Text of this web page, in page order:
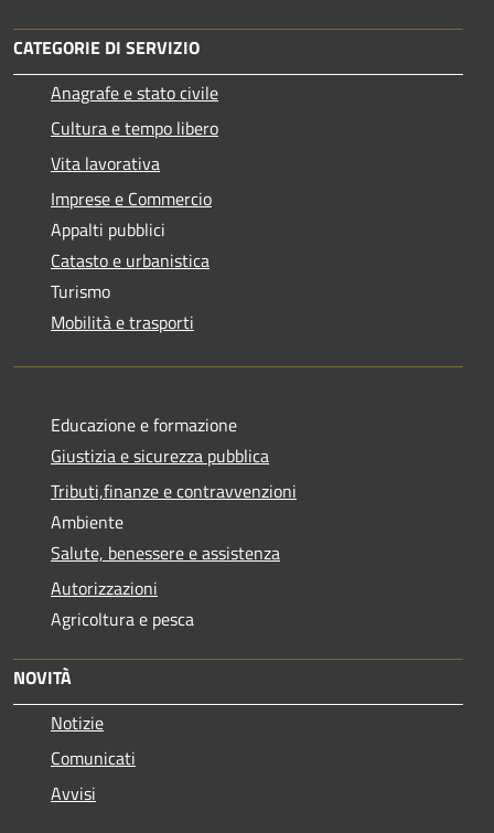
CATEGORIE DI SERVIZIO
Anagrafe e stato civile
Cultura e tempo libero
Vita lavorativa
Imprese e Commercio
Appalti pubblici
Catasto e urbanistica
Turismo
Mobilità e trasporti
Educazione e formazione
Giustizia e sicurezza pubblica
Tributi,finanze e contravvenzioni
Ambiente
Salute, benessere e assistenza
Autorizzazioni
Agricoltura e pesca
NOVITÀ
Notizie
Comunicati
Avvisi